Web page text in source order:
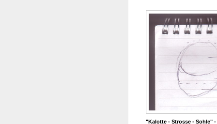
"Kalotte - Strosse - Sohle"